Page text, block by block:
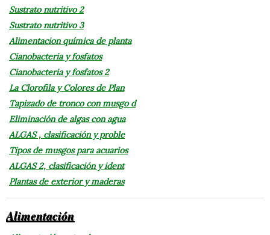
Sustrato nutritivo 2
Sustrato nutritivo 3
Alimentacion química de planta
Cianobacteria y fosfatos
Cianobacteria y fosfatos 2
La Clorofila y Colores de Plan
Tapizado de tronco con musgo d
Eliminación de algas con agua
ALGAS , clasificación y proble
Tipos de musgos para acuarios
ALGAS 2, clasificación y ident
Plantas de exterior y maderas
Alimentación